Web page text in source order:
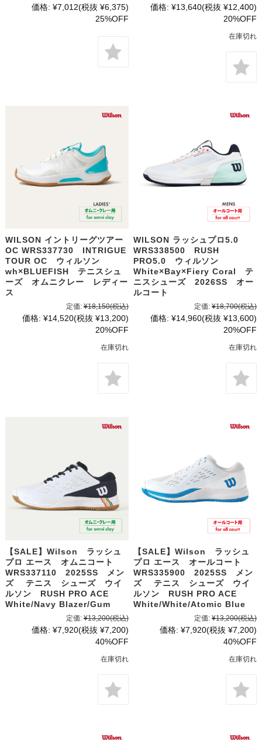
価格: ¥7,012(税抜 ¥6,375)
25%OFF
価格: ¥13,640(税抜 ¥12,400)
20%OFF
在庫切れ
WILSON イントリーグツアー
OC WRS337730 INTRIGUE
TOUR OC ウィルソン
wh×BLUEFISH テニスシュ
ーズ オムニクレー レディー
ス
定価: ¥18,150(税込)
価格: ¥14,520(税抜 ¥13,200)
20%OFF
在庫切れ
WILSON ラッシュプロ5.0
WRS338500 RUSH
PRO5.0 ウィルソン
White×Bay×Fiery Coral テ
ニスシューズ 2026SS オー
ルコート
定価: ¥18,700(税込)
価格: ¥14,960(税抜 ¥13,600)
20%OFF
在庫切れ
【SALE】Wilson ラッシュ
プロ エース オムニコート
WRS337110 2025SS メン
ズ テニス シューズ ウイ
ルソン RUSH PRO ACE
White/Navy Blazer/Gum
定価: ¥13,200(税込)
価格: ¥7,920(税抜 ¥7,200)
40%OFF
在庫切れ
【SALE】Wilson ラッシュ
プロ エース オールコート
WRS335900 2025SS メン
ズ テニス シューズ ウイ
ルソン RUSH PRO ACE
White/White/Atomic Blue
定価: ¥13,200(税込)
価格: ¥7,920(税抜 ¥7,200)
40%OFF
在庫切れ